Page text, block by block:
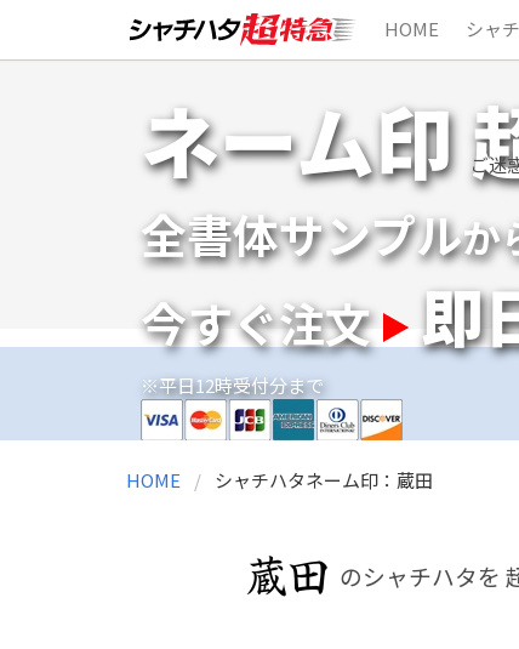
HOME シャ
ネーム印
全書体サンプルか
今すぐ注文 即
※平日12時受付分まで
ご迷
HOME シャチハタネーム印：蔵田
のシャチハタを